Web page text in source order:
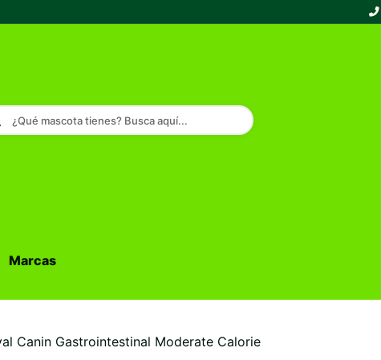
¿Qué mascota tienes? Busca aquí...
Marcas
Canin Gastrointestinal Moderate Calorie